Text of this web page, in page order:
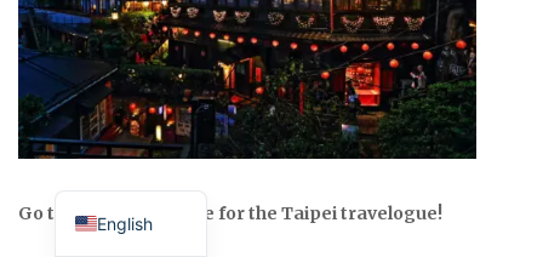
Go to the special page for the Taipei travelogue!
English